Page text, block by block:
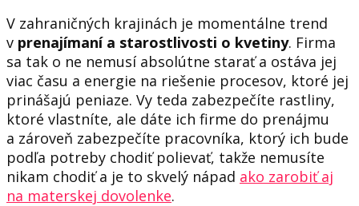
V zahraničných krajinách je momentálne trend
v prenajímaní a starostlivosti o kvetiny. Firma
sa tak o ne nemusí absolútne starať a ostáva jej
viac času a energie na riešenie procesov, ktoré jej
prinášajú peniaze. Vy teda zabezpečíte rastliny,
ktoré vlastníte, ale dáte ich firme do prenájmu
a zároveň zabezpečíte pracovníka, ktorý ich bude
podľa potreby chodiť polievať, takže nemusíte
nikam chodiť a je to skvelý nápad ako zarobiť aj
na materskej dovolenke.